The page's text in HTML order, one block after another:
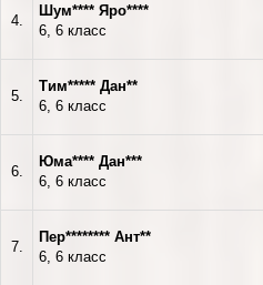
4.
Шум**** Яро****
6, 6 класс
5.
Тим***** Дан**
6, 6 класс
6.
Юма**** Дан***
6, 6 класс
7.
Пер******** Ант**
6, 6 класс